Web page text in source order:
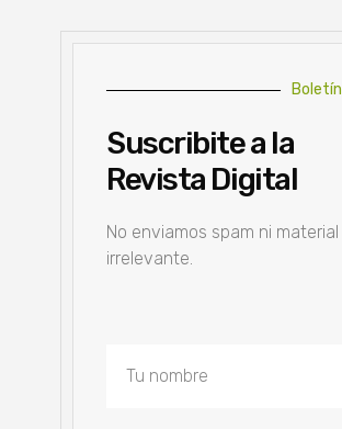
Boletín
Suscribite a la
Revista Digital
No enviamos spam ni material
irrelevante.